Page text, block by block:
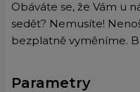
Obáváte se, že Vám u
sedět? Nemusíte!
bezplatně vyměníme.
Parametry